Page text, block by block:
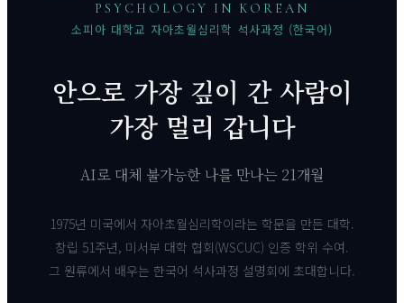
PSYCHOLOGY IN KOREAN
소피아 대학교 자아초월심리학 석사과정 (한국어)
안으로 가장 깊이 간 사람이
가장 멀리 갑니다
AI로 대체 불가능한 나를 만나는 21개월
1975년 미국에서 자아초월심리학이라는 학문을 만든 대학.
창립 51주년, 미서부 대학 협회(WSCUC) 인증 학위 수여.
그 원류에서 배우는 한국어 석사과정 설명회에 초대합니다.